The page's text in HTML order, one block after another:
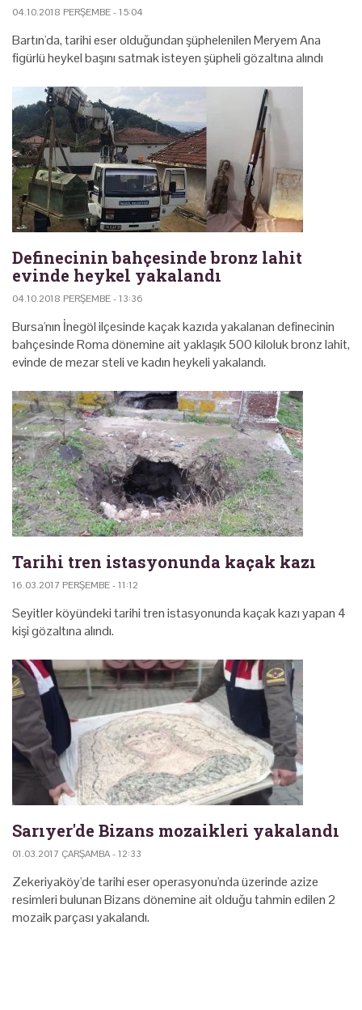
04.10.2018 PERŞEMBE - 15:04
Bartın'da, tarihi eser olduğundan şüphelenilen Meryem Ana
figürlü heykel başını satmak isteyen şüpheli gözaltına alındı
Definecinin bahçesinde bronz lahit
evinde heykel yakalandı
04.10.2018 PERŞEMBE - 13:36
Bursa'nın İnegöl ilçesinde kaçak kazıda yakalanan definecinin
bahçesinde Roma dönemine ait yaklaşık 500 kiloluk bronz lahit,
evinde de mezar steli ve kadın heykeli yakalandı.
Tarihi tren istasyonunda kaçak kazı
16.03.2017 PERŞEMBE - 11:12
Seyitler köyündeki tarihi tren istasyonunda kaçak kazı yapan 4
kişi gözaltına alındı.
Sarıyer'de Bizans mozaikleri yakalandı
01.03.2017 ÇARŞAMBA - 12:33
Zekeriyaköy'de tarihi eser operasyonu'nda üzerinde azize
resimleri bulunan Bizans dönemine ait olduğu tahmin edilen 2
mozaik parçası yakalandı.